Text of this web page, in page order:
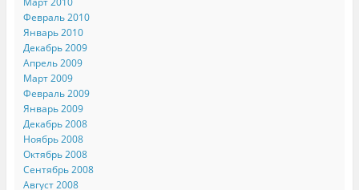
Февраль 2010
Январь 2010
Декабрь 2009
Апрель 2009
Март 2009
Февраль 2009
Январь 2009
Декабрь 2008
Ноябрь 2008
Октябрь 2008
Сентябрь 2008
Август 2008